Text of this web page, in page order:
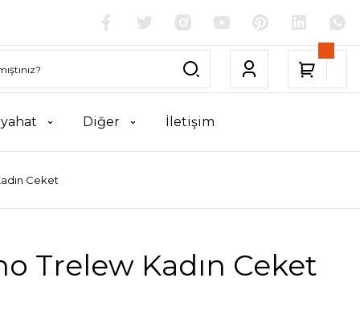
Diğer İletişim
Ceket
Trelew Kadın Ceket